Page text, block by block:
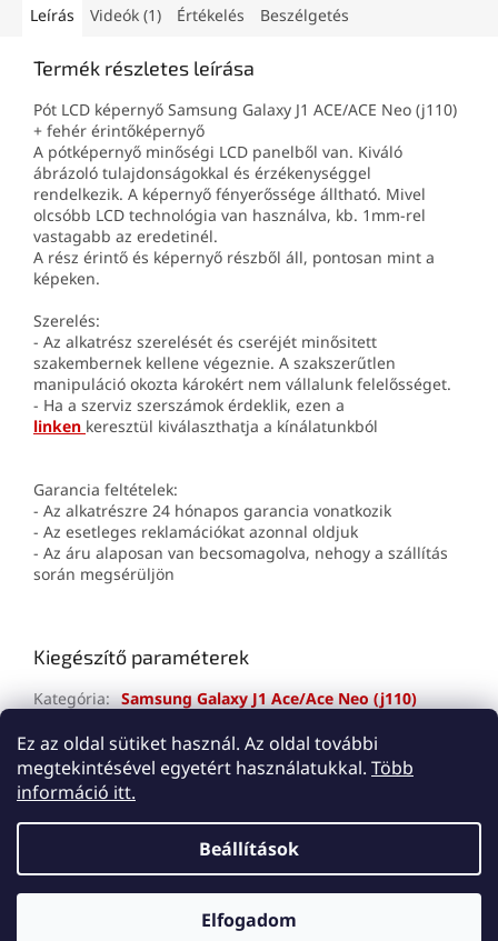
Ez az oldal sütiket használ. Az oldal további
megtekintésével egyetért használatukkal. Több
információ itt.
Beállítások
Elfogadom
Leírás Videók (1) Értékelés Beszélgetés
Termék részletes leírása
Pót LCD képernyő Samsung Galaxy J1 ACE/ACE Neo (j110)
+ fehér érintőképernyő
A pótképernyő minőségi LCD panelből van. Kiváló
ábrázoló tulajdonságokkal és érzékenységgel
rendelkezik. A képernyő fényerőssége álltható. Mivel
olcsóbb LCD technológia van használva, kb. 1mm-rel
vastagabb az eredetinél.
A rész érintő és képernyő részből áll, pontosan mint a
képeken.
Szerelés:
- Az alkatrész szerelését és cseréjét minősitett
szakembernek kellene végeznie. A szakszerűtlen
manipuláció okozta károkért nem vállalunk felelősséget.
- Ha a szerviz szerszámok érdeklik, ezen a
linken keresztül kiválaszthatja a kínálatunkból
Garancia feltételek:
- Az alkatrészre 24 hónapos garancia vonatkozik
- Az esetleges reklamációkat azonnal oldjuk
- Az áru alaposan van becsomagolva, nehogy a szállítás
során megsérüljön
Kiegészítő paraméterek
Kategória: Samsung Galaxy J1 Ace/Ace Neo (j110)
Copyright 2026Lemes. Minden jog fenntartva.Süti
beállítások szerkesztése